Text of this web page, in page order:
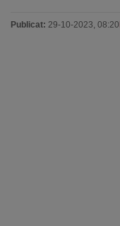
Publicat: 29-10-2023, 08:20